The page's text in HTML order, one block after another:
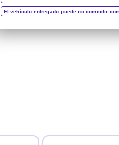
El vehículo entregado puede no coincidir